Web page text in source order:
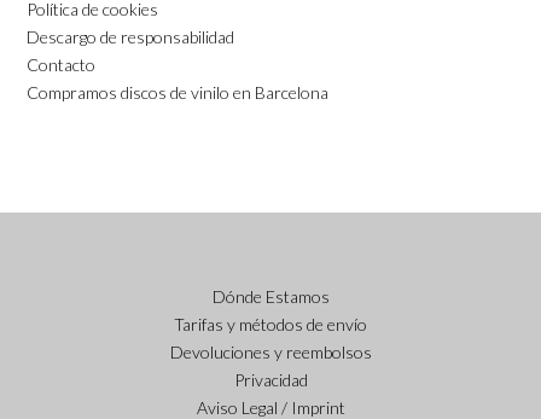
Política de cookies
Descargo de responsabilidad
Contacto
Compramos discos de vinilo en Barcelona
Dónde Estamos
Tarifas y métodos de envío
Devoluciones y reembolsos
Privacidad
Aviso Legal / Imprint